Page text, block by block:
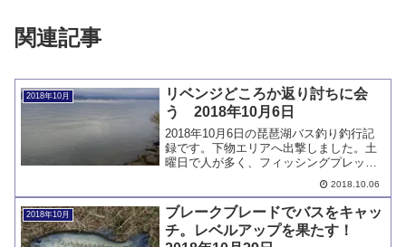
関連記事
2018年10月
リベンジどころか返り討ちに会
う 2018年10月6日
2018年10月6日の琵琶湖バス釣り釣行記
録です。下物エリアへ出撃しました。土
曜日で人が多く、フィッシングプレッシ
ャーに打ちのめされることとなります。
2018.10.06
2018年10月
ブレークブレードでバスをキャッ
チ。レベルアップを果たす！